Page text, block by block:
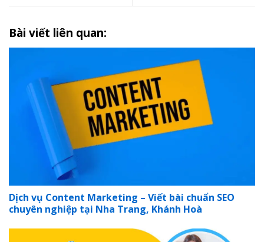
Bài viết liên quan:
Dịch vụ Content Marketing – Viết bài chuẩn SEO
chuyên nghiệp tại Nha Trang, Khánh Hoà